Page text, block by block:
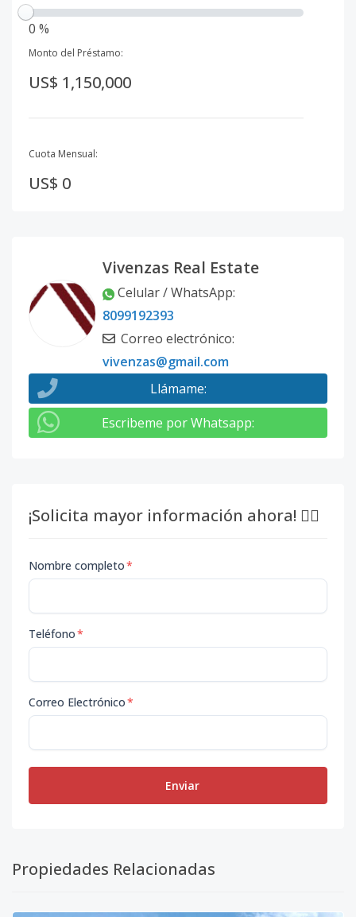
0 %
Monto del Préstamo:
US$ 1,150,000
Cuota Mensual:
US$ 0
Vivenzas Real Estate
Celular / WhatsApp:
8099192393
Correo electrónico:
vivenzas@gmail.com
Llámame:
Escribeme por Whatsapp:
¡Solicita mayor información ahora! 👇🏽
Nombre completo*
Teléfono*
Correo Electrónico*
Enviar
Propiedades Relacionadas